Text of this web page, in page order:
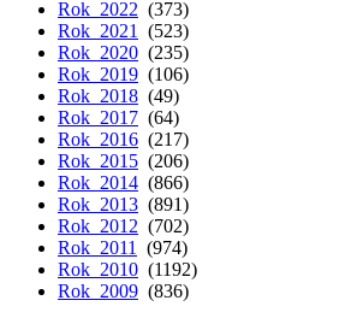
Rok 2022 (373)
Rok 2021
(523)
Rok 2020 (235)
Rok 2019 (106)
Rok 2018 (49)
Rok 2017 (64)
Rok 2016 (217)
Rok 2015 (206)
Rok 2014 (866)
Rok 2013 (891)
Rok 2012 (702)
Rok 2011
(974)
Rok 2010 (1192)
Rok 2009 (836)